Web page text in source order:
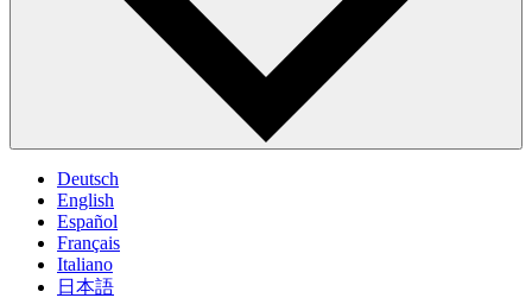
Deutsch
English
Español
Français
Italiano
日本語